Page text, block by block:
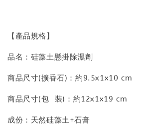
【產品規格】
品名：硅藻土懸掛除濕劑
商品尺寸(擴香石)：約9.5x1x10 cm
商品尺寸(包 裝)：約12x1x19 cm
成份：天然硅藻土+石膏